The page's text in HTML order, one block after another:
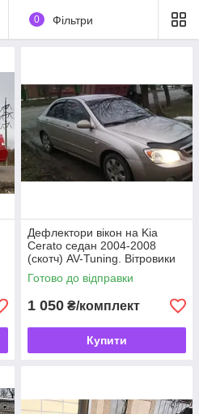
0 Фільтри
Дефлектори вікон на Kia
Cerato седан 2004-2008
(скотч) AV-Tuning. Вітровики
на Kia Cerato
Готово до відправки
1 050 ₴/комплект
Купити